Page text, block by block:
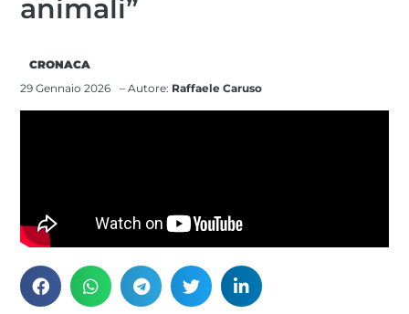
animali”
CRONACA
29 Gennaio 2026
– Autore: Raffaele Caruso